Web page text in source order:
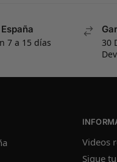
7 a 15 días
30
Videos
Sigue